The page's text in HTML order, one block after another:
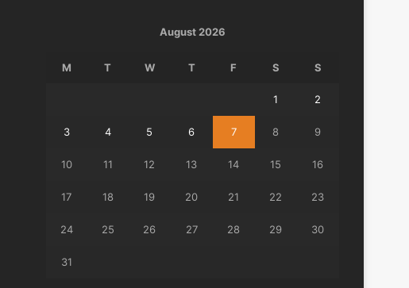
August 2026
M T W T F S S
1 2
3 4 5 6 7 8 9
10 11 12 13 14 15 16
17 18 19 20 21 22 23
24 25 26 27 28 29 30
31